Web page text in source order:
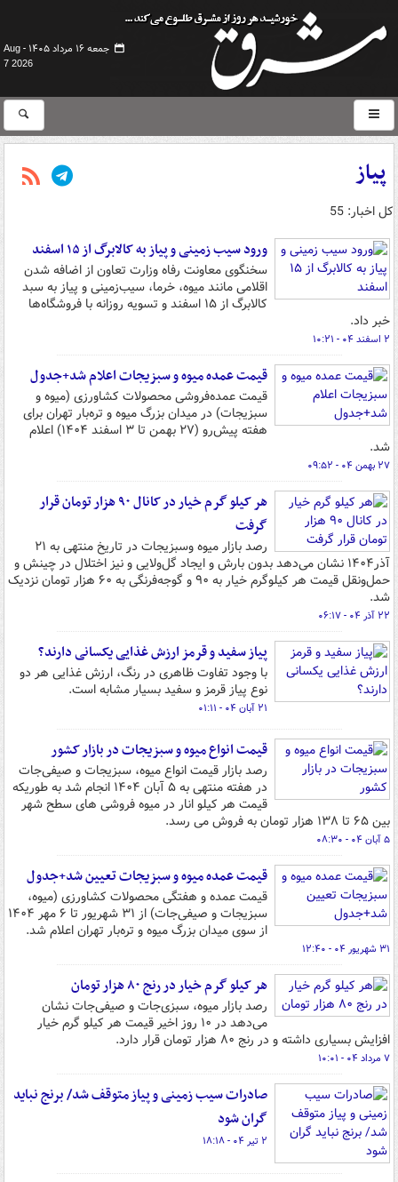
جمعه ۱۶ مرداد ۱۴۰۵ -
Aug
7 2026
پیاز
کل اخبار: 55
ورود سیب زمینی و پیاز به کالابرگ از ۱۵ اسفند
سخنگوی معاونت رفاه وزارت تعاون از اضافه شدن
اقلامی مانند میوه، خرما، سیب‌زمینی و پیاز به سبد
کالابرگ از ۱۵ اسفند و تسویه روزانه با فروشگاه‌ها
خبر داد.
۲ اسفند ۰۴ - ۱۰:۲۱
قیمت عمده‌ میوه و سبزیجات اعلام شد+جدول
قیمت عمده‌فروشی محصولات کشاورزی (میوه و
سبزیجات) در میدان بزرگ میوه و تره‌بار تهران برای
هفته پیش‌رو (۲۷ بهمن تا ۳ اسفند ۱۴۰۴) اعلام
شد.
۲۷ بهمن ۰۴ - ۰۹:۵۲
هر کیلو گرم خیار در کانال ۹۰ هزار تومان قرار
گرفت
رصد بازار میوه وسبزیجات در تاریخ منتهی به ۲۱
آذر۱۴۰۴ نشان می‌دهد بدون بارش و ایجاد گل‌ولایی و نیز اختلال در چینش و
حمل‌ونقل قیمت هر کیلوگرم خیار به ۹۰ و گوجه‌فرنگی به ۶۰ هزار تومان نزدیک
شد.
۲۲ آذر ۰۴ - ۰۶:۱۷
پیاز سفید و قرمز ارزش غذایی یکسانی دارند؟
با وجود تفاوت ظاهری در رنگ، ارزش غذایی هر دو
نوع پیاز قرمز و سفید بسیار مشابه است.
۲۱ آبان ۰۴ - ۰۱:۱۱
قیمت انواع میوه و سبزیجات در بازار کشور
رصد بازار قیمت انواع میوه، سبزیجات و صیفی‌جات
در هفته منتهی به ۵ آبان ۱۴۰۴ انجام شد به طوریکه
قیمت هر کیلو انار در میوه فروشی های سطح شهر
بین ۶۵ تا ۱۳۸ هزار تومان به فروش می رسد.
۵ آبان ۰۴ - ۰۸:۳۰
قیمت عمده میوه و سبزیجات تعیین شد+جدول
قیمت عمده و هفتگی محصولات کشاورزی (میوه،
سبزیجات و صیفی‌جات) از ۳۱ شهریور تا ۶ مهر ۱۴۰۴
از سوی میدان بزرگ میوه و تره‌بار تهران اعلام شد.
۳۱ شهریور ۰۴ - ۱۲:۴۰
هر کیلو گرم خیار در رنج ۸۰ هزار تومان
رصد بازار میوه، سبزی‌جات و صیفی‌جات نشان
می‌دهد در ۱۰ روز اخیر قیمت هر کیلو گرم خیار
افزایش بسیاری داشته و در رنج ۸۰ هزار تومان قرار دارد.
۷ مرداد ۰۴ - ۱۰:۰۱
صادرات سیب زمینی و پیاز متوقف شد/ برنج نباید
گران شود
۲ تیر ۰۴ - ۱۸:۱۸